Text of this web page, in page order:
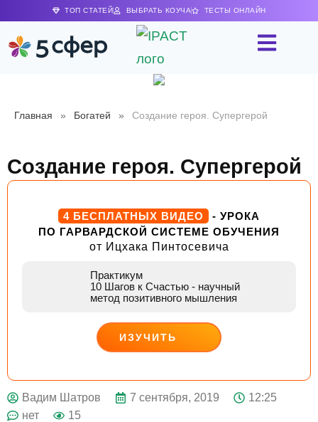
ТОП СТАТЕЙ ВЫБРАТЬ КОУЧА ТЕСТЫ ОНЛАЙН
Главная » Богатей » Создание героя. Супергерой
Создание героя. Супергерой
4 БЕСПЛАТНЫХ ВИДЕО
- УРОКА
ПО ГАРВАРДСКОЙ СИСТЕМЕ ОБУЧЕНИЯ
от Ицхака Пинтосевича
Практикум
10 Шагов к Счастью - научный
метод позитивного мышления
ИЗУЧИТЬ
ДЕЙСТВУЙ
Вадим Шатров 7 сентября, 2019
12:25
нет
15